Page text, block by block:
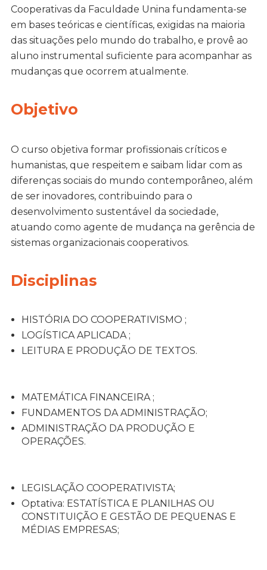
Cooperativas da Faculdade Unina fundamenta-se
em bases teóricas e científicas, exigidas na maioria
das situações pelo mundo do trabalho, e provê ao
aluno instrumental suficiente para acompanhar as
mudanças que ocorrem atualmente.
Objetivo
O curso objetiva formar profissionais críticos e
humanistas, que respeitem e saibam lidar com as
diferenças sociais do mundo contemporâneo, além
de ser inovadores, contribuindo para o
desenvolvimento sustentável da sociedade,
atuando como agente de mudança na gerência de
sistemas organizacionais cooperativos.
Disciplinas
HISTÓRIA DO COOPERATIVISMO ;
LOGÍSTICA APLICADA ;
LEITURA E PRODUÇÃO DE TEXTOS.
MATEMÁTICA FINANCEIRA ;
FUNDAMENTOS DA ADMINISTRAÇÃO;
ADMINISTRAÇÃO DA PRODUÇÃO E
OPERAÇÕES.
LEGISLAÇÃO COOPERATIVISTA;
Optativa: ESTATÍSTICA E PLANILHAS OU
CONSTITUIÇÃO E GESTÃO DE PEQUENAS E
MÉDIAS EMPRESAS;